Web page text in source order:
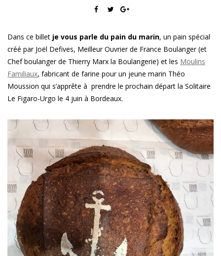
Dans ce billet je vous parle du pain du marin, un pain spécial
créé par Joël Defives, Meilleur Ouvrier de France Boulanger (et
Chef boulanger de Thierry Marx la Boulangerie) et les Moulins
Familiaux, fabricant de farine pour un jeune marin Théo
Moussion qui s’apprête à prendre le prochain départ la Solitaire
Le Figaro-Urgo le 4 juin à Bordeaux.